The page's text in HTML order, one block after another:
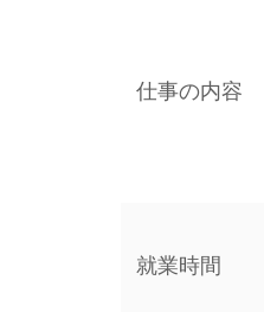
仕事の内容
就業時間